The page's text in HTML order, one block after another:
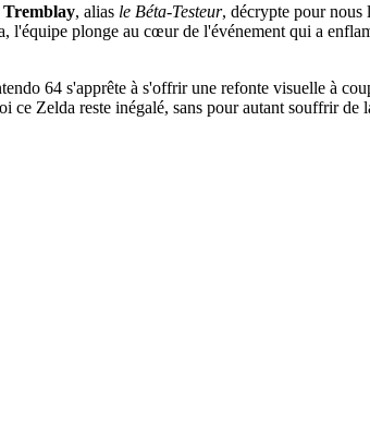
Tremblay, alias le Béta-Testeur, décrypte pour nous
plonge au cœur de l'événement qui a
64 s'apprête à s'offrir une refonte visuelle à
Zelda reste inégalé, sans pour autant souffrir de